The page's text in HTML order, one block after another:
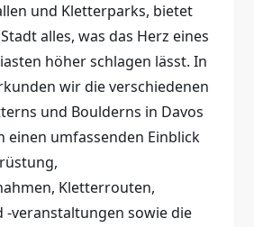
und Kletterparks, bietet
alles, was das Herz eines
höher schlagen lässt. In
wir die verschiedenen
und Boulderns in Davos
einen umfassenden Einblick
Kletterrouten,
-veranstaltungen sowie die